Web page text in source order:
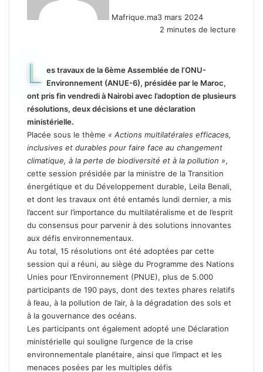
Mafrique.ma3 mars 2024
2 minutes de lecture
L es travaux de la 6ème Assemblée de l’ONU-
Environnement (ANUE-6), présidée par le Maroc,
ont pris fin vendredi à Nairobi avec l’adoption de plusieurs
résolutions, deux décisions et une déclaration
ministérielle.
Placée sous le thème « Actions multilatérales efficaces,
inclusives et durables pour faire face au changement
climatique, à la perte de biodiversité et à la pollution »,
cette session présidée par la ministre de la Transition
énergétique et du Développement durable, Leila Benali,
et dont les travaux ont été entamés lundi dernier, a mis
l’accent sur l’importance du multilatéralisme et de l’esprit
du consensus pour parvenir à des solutions innovantes
aux défis environnementaux.
Au total, 15 résolutions ont été adoptées par cette
session qui a réuni, au siège du Programme des Nations
Unies pour l’Environnement (PNUE), plus de 5.000
participants de 190 pays, dont des textes phares relatifs
à l’eau, à la pollution de l’air, à la dégradation des sols et
à la gouvernance des océans.
Les participants ont également adopté une Déclaration
ministérielle qui souligne l’urgence de la crise
environnementale planétaire, ainsi que l’impact et les
menaces posées par les multiples défis